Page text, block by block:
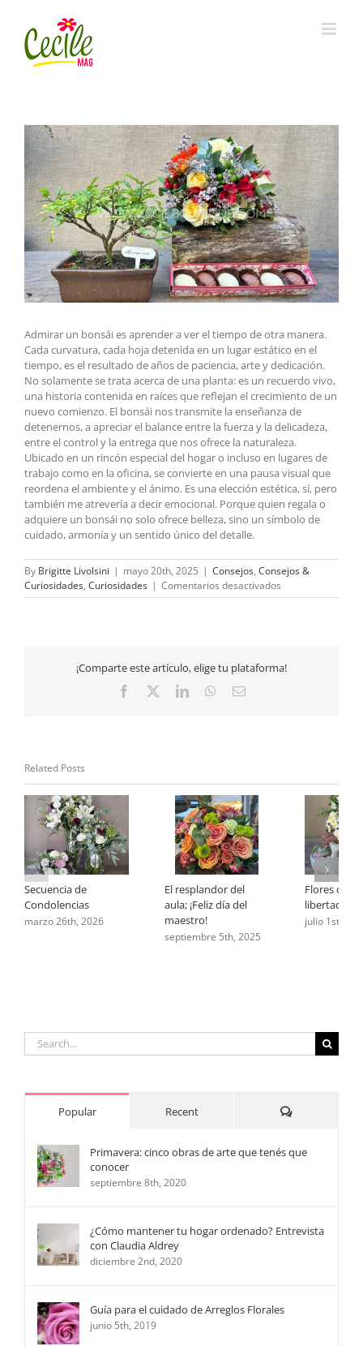
content
View
Larger
Image
Admirar un bonsái es aprender a ver el tiempo de otra manera.
Cada curvatura, cada hoja detenida en un lugar estático en el
tiempo, es el resultado de años de paciencia, arte y dedicación.
No solamente se trata acerca de una planta: es un recuerdo vivo,
una historia contenida en raíces que reflejan el crecimiento de un
nuevo comienzo. El bonsái nos transmite la enseñanza de
detenernos, a apreciar el balance entre la fuerza y la delicadeza,
entre el control y la entrega que nos ofrece la naturaleza.
Ubicado en un rincón especial del hogar o incluso en lugares de
trabajo como en la oficina, se convierte en una pausa visual que
reordena el ambiente y el ánimo. Es una elección estética, sí, pero
también me atrevería a decir emocional. Porque quien regala o
adquiere un bonsái no solo ofrece belleza, sino un símbolo de
cuidado, armonía y un sentido único del detalle.
By Brigitte Livolsini | mayo 20th, 2025 | Consejos, Consejos &
Curiosidades, Curiosidades | Comentarios desactivados
El
una
¡Comparte este artículo, elige tu plataforma!
Facebook LinkedInWhatsApp
Email
Related Posts
Secuencia de
Condolencias
marzo 26th, 2026
El resplandor del
aula; ¡Feliz día del
maestro!
septiembre 5th, 2025
Flores que
libertad
julio 1st,
Search
for:
Popular Recent Comments
Primavera: cinco obras de arte que tenés que
conocer
septiembre 8th, 2020
¿Cómo mantener tu hogar ordenado? Entrevista
con Claudia Aldrey
diciembre 2nd, 2020
Guía para el cuidado de Arreglos Florales
junio 5th, 2019